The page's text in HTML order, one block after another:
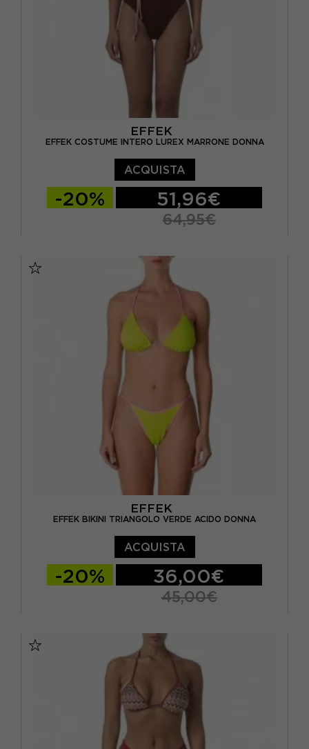
EFFEK
EFFEK COSTUME INTERO LUREX MARRONE DONNA
ACQUISTA
-20% 51,96€
64,95€
EFFEK
EFFEK BIKINI TRIANGOLO VERDE ACIDO DONNA
ACQUISTA
-20% 36,00€
45,00€